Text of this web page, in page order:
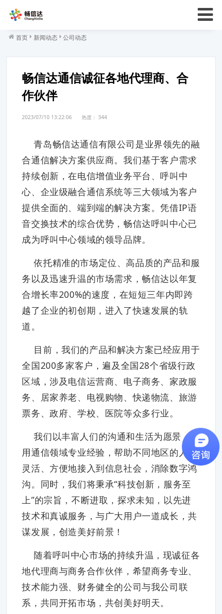
首页 新闻动态 公司动态
畅信达通信诚征各地代理商、合
作伙伴
2023/07/10 13:22:06 热度：344
青岛畅信达通信有限公司是业界领先的融
合通信解决方案供应商。我们基于客户需求
持续创新，在电信增值业务平台、呼叫中
心、企业级融合通信系统等三大领域为客户
提供全面的、端到端的解决方案。凭借IP语
音交换技术的综合优势，畅信达呼叫中心已
成为呼叫中心领域的领导品牌。
依托精准的市场定位、高品质的产品和服
务以及迅速升温的市场需求，畅信达以年复
合增长率200%的速度，在短短三年内即跨
越了企业的初创期，进入了快速发展的轨
道。
目前，我们的产品和解决方案已经应用于
全国200多家客户，遍及全国28个省级行政
区域，涉及电信运营商、电子商务、家政服
务、居家养老、电视购物、快递物流、旅游
票务、政府、学校、医院等众多行业。
我们以丰富人们的沟通和生活为愿景，运
用通信领域专业经验，帮助不同地区的人们
灵活、方便地接入到信息社会，消除数字鸿
沟。同时，我们将秉承“科技创新，服务至
上”的宗旨，不断进取，探求未知，以先进
技术和真诚服务，与广大用户一道成长，共
谋发展，创造美好前景！
随着呼叫中心市场的持续升温，现诚征各
地代理商与商务合作伙伴，希望商务专业、
技术能力强、财务健全的公司与我公司联
系，共同开拓市场，共创美好明天。